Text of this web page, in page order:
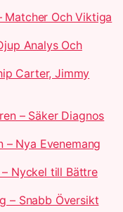
Matcher Och Viktiga
Analys Och
Carter, Jimmy
– Säker Diagnos
– Nya Evenemang
Nyckel till Bättre
– Snabb Översikt